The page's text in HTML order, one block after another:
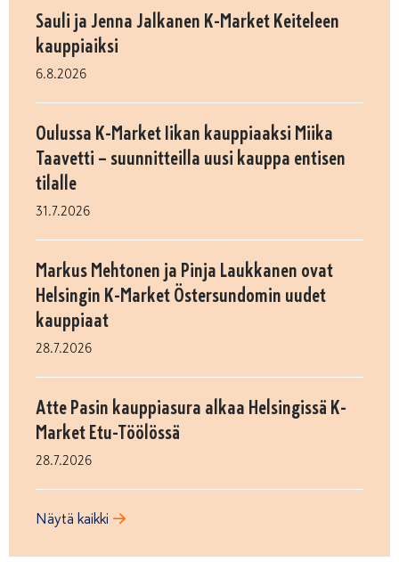
Sauli ja Jenna Jalkanen K-Market Keiteleen
kauppiaiksi
6.8.2026
Oulussa K-Market Iikan kauppiaaksi Miika
Taavetti – suunnitteilla uusi kauppa entisen
tilalle
31.7.2026
Markus Mehtonen ja Pinja Laukkanen ovat
Helsingin K-Market Östersundomin uudet
kauppiaat
28.7.2026
Atte Pasin kauppiasura alkaa Helsingissä K-
Market Etu-Töölössä
28.7.2026
Näytä kaikki